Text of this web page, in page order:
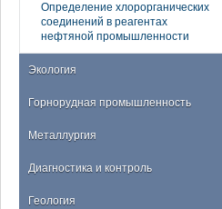
Определение хлорорганических
соединений в реагентах
нефтяной промышленности
Экология
Горнорудная промышленность
Металлургия
Диагностика и контроль
Геология